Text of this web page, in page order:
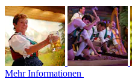
Mehr Informationen